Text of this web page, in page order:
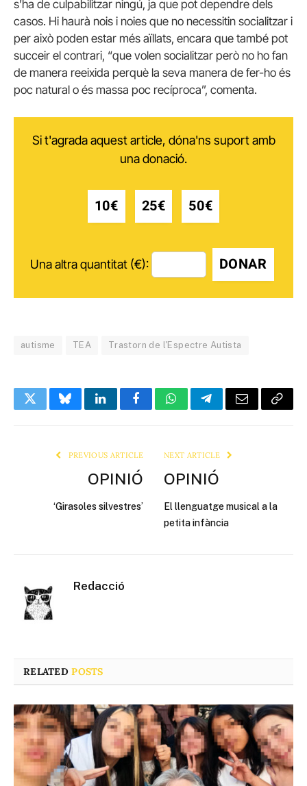
s’ha de culpabilitzar ningú, ja que pot dependre dels
casos. Hi haurà nois i noies que no necessitin socialitzar i
per això poden estar més aïllats, encara que també pot
succeir el contrari, “que volen socialitzar però no ho fan
de manera reeixida perquè la seva manera de fer-ho és
poc natural o és massa poc recíproca”, comenta.
Si t'agrada aquest article, dóna'ns suport amb
una donació.
10€ 25€ 50€
Una altra quantitat (€): DONAR
autisme TEA Trastorn de l'Espectre Autista
TwitterBlueskyLinkedInFacebookWhatsAppTelegramEmail Copy
PREVIOUS ARTICLE
OPINIÓ
‘Girasoles silvestres’
NEXT ARTICLE
OPINIÓ
El llenguatge musical a la
petita infància
Redacció
RELATEDPOSTS